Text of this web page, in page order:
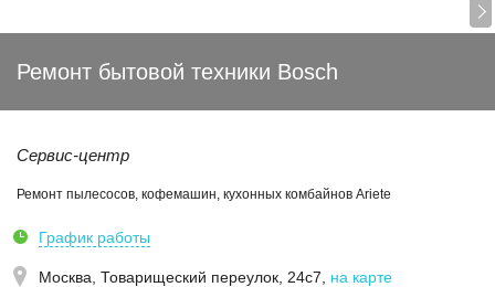
Ремонт бытовой техники Bosch
Сервис-центр
Ремонт пылесосов, кофемашин, кухонных комбайнов Ariete
График работы
Москва, Товарищеский переулок, 24с7 на карте